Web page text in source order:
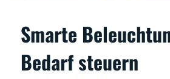
Smarte
Bedarf steuern